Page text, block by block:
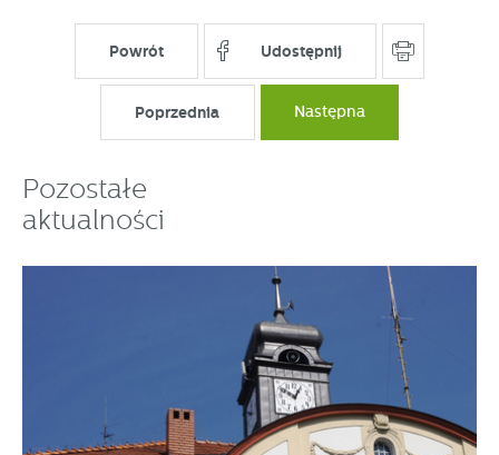
Powrót Udostępnij
Poprzednia Następna
Pozostałe
aktualności